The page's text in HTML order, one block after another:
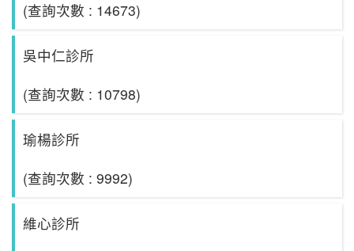
(查詢次數 : 14673)
吳中仁診所
(查詢次數 : 10798)
瑜楊診所
(查詢次數 : 9992)
維心診所